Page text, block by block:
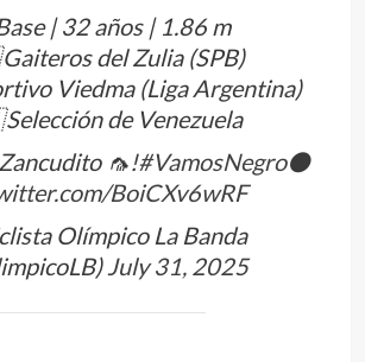
| 32 años | 1.86 m
del Zulia (SPB)
Viedma (Liga Argentina)
de Venezuela
🦟!#VamosNegro⚫️
BoiCXv6wRF
Olímpico La Banda
July 31, 2025